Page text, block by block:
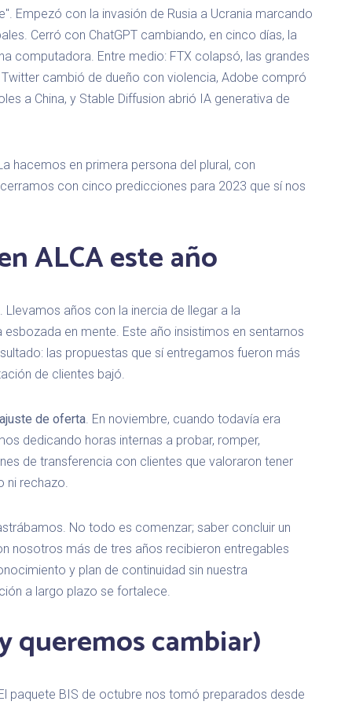
Empezó con la invasión de Rusia a Ucrania marcando
Cerró con ChatGPT cambiando, en cinco días, la
computadora. Entre medio: FTX colapsó, las grandes
cambió de dueño con violencia, Adobe compró
a China, y Stable Diffusion abrió IA generativa de
hacemos en primera persona del plural, con
con cinco predicciones para 2023 que sí nos
ALCA este año
. Llevamos años con la inercia de llegar a la
en mente. Este año insistimos en sentarnos
las propuestas que sí entregamos fueron más
de clientes bajó.
de oferta. En noviembre, cuando todavía era
dedicando horas internas a probar, romper,
de transferencia con clientes que valoraron tener
ni rechazo.
No todo es comenzar; saber concluir un
nosotros más de tres años recibieron entregables
y plan de continuidad sin nuestra
a largo plazo se fortalece.
queremos cambiar)
paquete BIS de octubre nos tomó preparados desde